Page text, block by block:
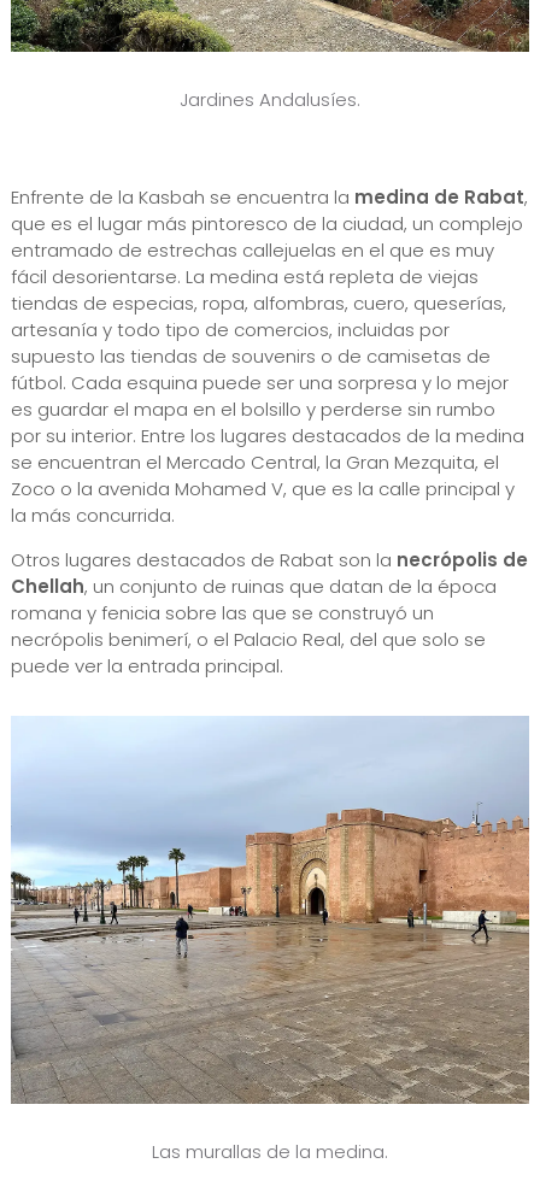
Jardines Andalusíes.
Enfrente de la Kasbah se encuentra la medina de Rabat,
que es el lugar más pintoresco de la ciudad, un complejo
entramado de estrechas callejuelas en el que es muy
fácil desorientarse. La medina está repleta de viejas
tiendas de especias, ropa, alfombras, cuero, queserías,
artesanía y todo tipo de comercios, incluidas por
supuesto las tiendas de souvenirs o de camisetas de
fútbol. Cada esquina puede ser una sorpresa y lo mejor
es guardar el mapa en el bolsillo y perderse sin rumbo
por su interior. Entre los lugares destacados de la medina
se encuentran el Mercado Central, la Gran Mezquita, el
Zoco o la avenida Mohamed V, que es la calle principal y
la más concurrida.
Otros lugares destacados de Rabat son la necrópolis de
Chellah, un conjunto de ruinas que datan de la época
romana y fenicia sobre las que se construyó un
necrópolis benimerí, o el Palacio Real, del que solo se
puede ver la entrada principal.
Las murallas de la medina.